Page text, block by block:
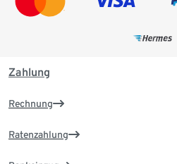
Zahlung
Rechnung
Ratenzahlung